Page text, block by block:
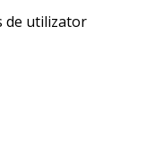
de utilizator